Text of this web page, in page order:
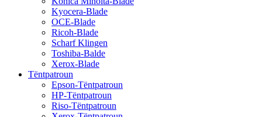
Kyocera-Blade
OCE-Blade
Ricoh-Blade
Scharf Klingen
Toshiba-Balde
Xerox-Blade
Tëntpatroun
Epson-Tëntpatroun
HP-Tëntpatroun
Riso-Tëntpatroun